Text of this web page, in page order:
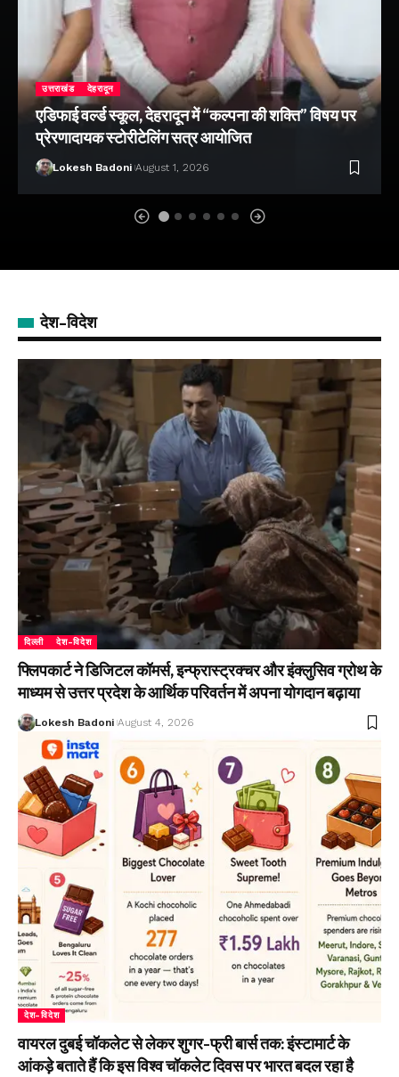
उत्तराखंड देहरादून
एडिफाई वर्ल्ड स्कूल, देहरादून में “कल्पना की शक्ति” विषय पर
प्रेरणादायक स्टोरीटेलिंग सत्र आयोजित
Lokesh Badoni August 1, 2026
देश-विदेश
दिल्ली देश-विदेश
फ्लिपकार्ट ने डिजिटल कॉमर्स, इन्फ्रास्ट्रक्चर और इंक्लुसिव ग्रोथ के
माध्यम से उत्तर प्रदेश के आर्थिक परिवर्तन में अपना योगदान बढ़ाया
Lokesh Badoni August 4, 2026
देश-विदेश
वायरल दुबई चॉकलेट से लेकर शुगर-फ्री बार्स तक: इंस्टामार्ट के
आंकड़े बताते हैं कि इस विश्व चॉकलेट दिवस पर भारत बदल रहा है